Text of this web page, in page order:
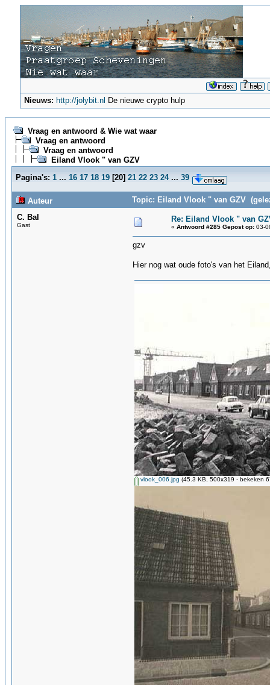
Nieuws: http://jolybit.nl De nieuwe crypto hulp
Vraag en antwoord & Wie wat waar
Vraag en antwoord
Vraag en antwoord
Eiland Vlook " van GZV
Pagina's: 1 ... 16 17 18 19 [20] 21 22 23 24 ... 39
Auteur
Topic: Eiland Vlook " van GZV
C. Bal
Gast
Re: Eiland Vlook " van
« Antwoord #285 Gepost op: 03-
gzv
Hier nog wat oude foto's van het
vlook_006.jpg (45.3 KB, 500x319 - bekeken